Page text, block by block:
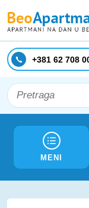
+381 62 708
MENI